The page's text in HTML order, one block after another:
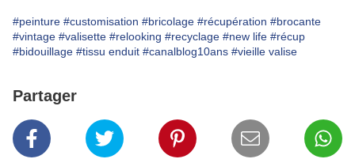
#peinture #customisation #bricolage #récupération #brocante
#vintage #valisette #relooking #recyclage #new life #récup
#bidouillage #tissu enduit #canalblog10ans #vieille valise
Partager